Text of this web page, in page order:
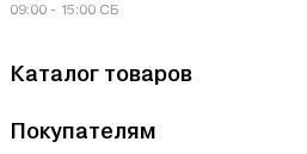
Каталог товаров
Покупателям
09:00 - 15:00 СБ